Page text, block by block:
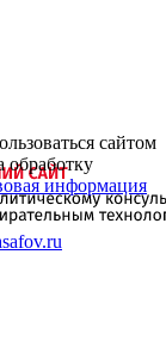
сайтом
обработку
информация